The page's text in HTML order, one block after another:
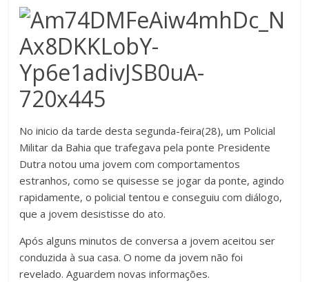
No inicio da tarde desta segunda-feira(28), um Policial
Militar da Bahia que trafegava pela ponte Presidente
Dutra notou uma jovem com comportamentos
estranhos, como se quisesse se jogar da ponte, agindo
rapidamente, o policial tentou e conseguiu com diálogo,
que a jovem desistisse do ato.
Após alguns minutos de conversa a jovem aceitou ser
conduzida à sua casa. O nome da jovem não foi
revelado. Aguardem novas informações.